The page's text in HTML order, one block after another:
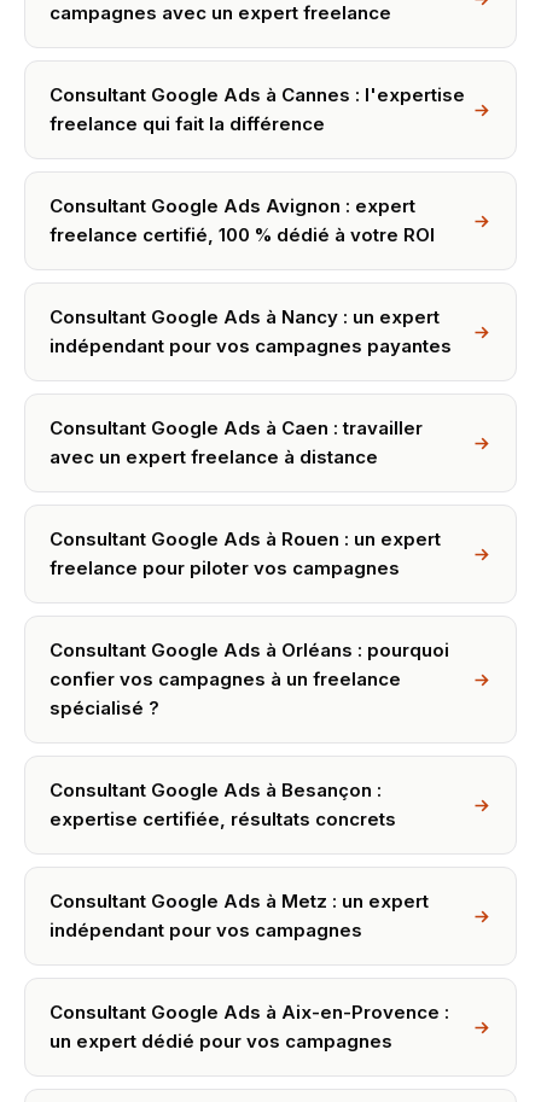
campagnes avec un expert freelance
Consultant Google Ads à Cannes : l'expertise
freelance qui fait la différence
Consultant Google Ads Avignon : expert
freelance certifié, 100 % dédié à votre ROI
Consultant Google Ads à Nancy : un expert
indépendant pour vos campagnes payantes
Consultant Google Ads à Caen : travailler
avec un expert freelance à distance
Consultant Google Ads à Rouen : un expert
freelance pour piloter vos campagnes
Consultant Google Ads à Orléans : pourquoi
confier vos campagnes à un freelance
spécialisé ?
Consultant Google Ads à Besançon :
expertise certifiée, résultats concrets
Consultant Google Ads à Metz : un expert
indépendant pour vos campagnes
Consultant Google Ads à Aix-en-Provence :
un expert dédié pour vos campagnes